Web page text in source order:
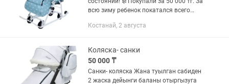
всю зиму ребенок покатался всего
практически как новые. ✅ Очень
Костанай, 2 августа
Коляска- санки
50 000 ₸
Санки- коляска Жана туылган сабиден
2 жаска дейынги баланы отыргызуга